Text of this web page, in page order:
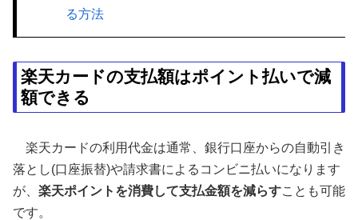
る方法
楽天カードの支払額はポイント払いで減
額できる
楽天カードの利用代金は通常、銀行口座からの自動引き
落とし(口座振替)や請求書によるコンビニ払いになります
が、 楽天ポイントを消費して支払金額を減らすことも可能
です。